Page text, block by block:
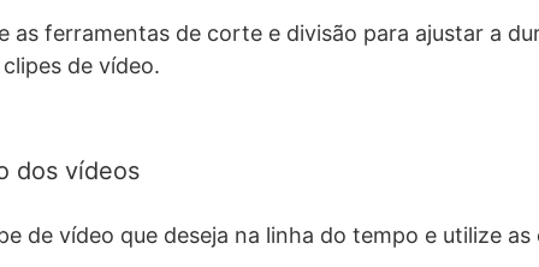
as ferramentas de corte e divisão para ajustar a
de vídeo.
dos vídeos
de vídeo que deseja na linha do tempo e utilize as